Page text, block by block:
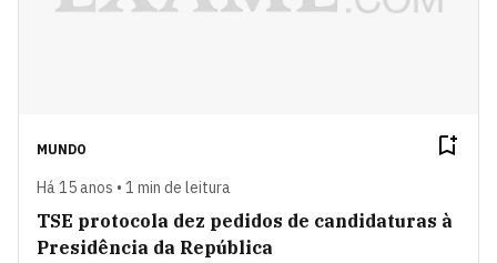
MUNDO
Há 15 anos • 1 min de leitura
TSE protocola dez pedidos de candidaturas à
Presidência da República